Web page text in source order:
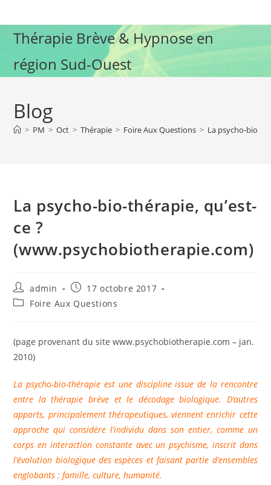
to
contentThérapie Brève & Hypnose en
région Sud-Ouest
Blog
> PM > Oct > Thérapie > Foire Aux Questions > La psycho-bio-
La psycho-bio-thérapie, qu’est-
ce ?
(www.psychobiotherapie.com)
Auteur/autrice
de
la
admin
Publication
publiée :
17 octobre 2017
PostFoire Aux Questions
(page provenant du site www.psychobiotherapie.com – jan.
2010)
La psycho-bio-thérapie est une discipline issue de la rencontre
entre la thérapie brève et le décodage biologique. D’autres
apports, principalement thérapeutiques, viennent enrichir cette
approche qui considère l’individu dans son entier, comme un
corps en interaction constante avec un psychisme, inscrit dans
l’évolution biologique des espèces et faisant partie d’ensembles
englobants : famille, culture, humanité.